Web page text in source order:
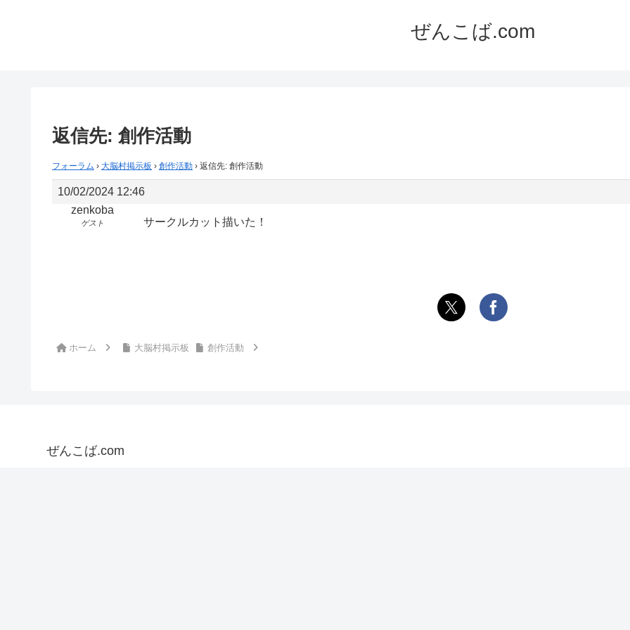
ぜんこば.com
返信先: 創作活動
フォーラム › 大脳村掲示板 › 創作活動 › 返信先: 創作活動
10/02/2024 12:46
zenkoba
ゲスト サークルカット描いた！
ホーム 大脳村掲示板 創作活動
ぜんこば.com